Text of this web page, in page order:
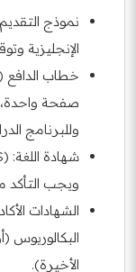
نموذج
الإنجليزية
صفحة واحدة،
وللبرنامج
ويجب التأكد
الشهادات
الأخيرة).